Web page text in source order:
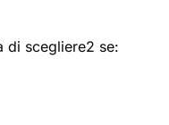
di scegliere2 se: